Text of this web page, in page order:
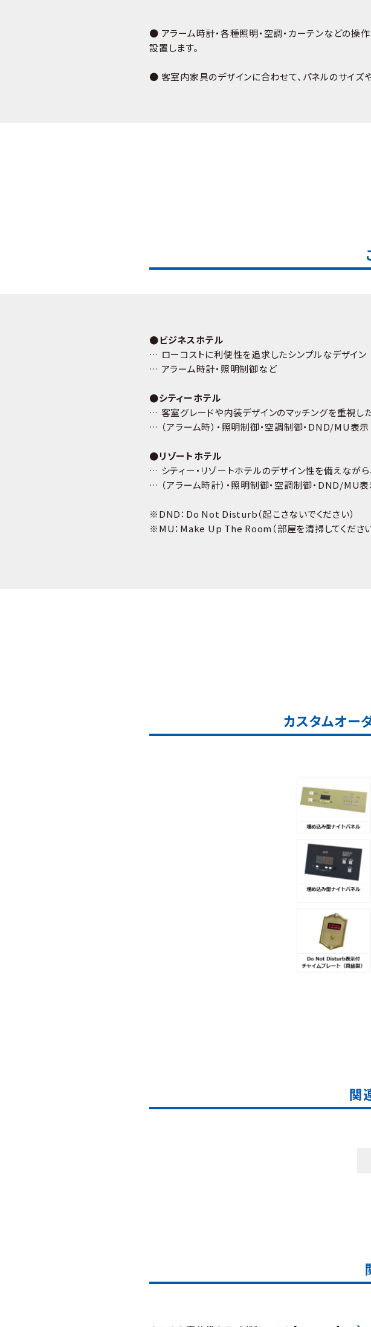
● アラーム時計・各種照明・空調・カーテンなどの操
設置します。
● 客室内家具のデザインに合わせて、パネルのサイズ
●ビジネスホテル
… ローコストに利便性を追求したシンプルなデザイン
… アラーム時計・照明制御など
●シティーホテル
… 客室グレードや内装デザインのマッチングを重視し
… （アラーム時）・照明制御・空調制御・DND/MU表示
●リゾートホテル
… シティー・リゾートホテルのデザイン性を備えなが
… （アラーム時計）・照明制御・空調制御・DND/MU
※DND：Do Not Disturb（起こさないでください）
※MU：Make Up The Room（部屋を清掃してください
カスタムオー
関